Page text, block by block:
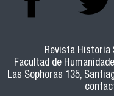
Revista Historia
Facultad de
Las Sophoras 135,